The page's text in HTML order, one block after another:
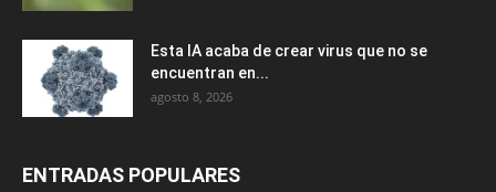
Esta IA acaba de crear virus que no se
encuentran en...
agosto 8, 2026
ENTRADAS POPULARES